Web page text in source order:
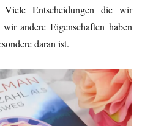
Entscheidungen die wir
andere Eigenschaften haben
daran ist.